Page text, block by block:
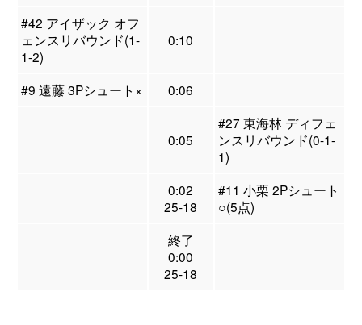
#42 アイザック オフ
ェンスリバウンド(1-
1-2)
0:10
#9 遠藤 3Pシュート× 0:06
0:05
#27 東海林 ディフェ
ンスリバウンド(0-1-
1)
0:02
25-18
#11 小栗 2Pシュート
○(5点)
終了
0:00
25-18